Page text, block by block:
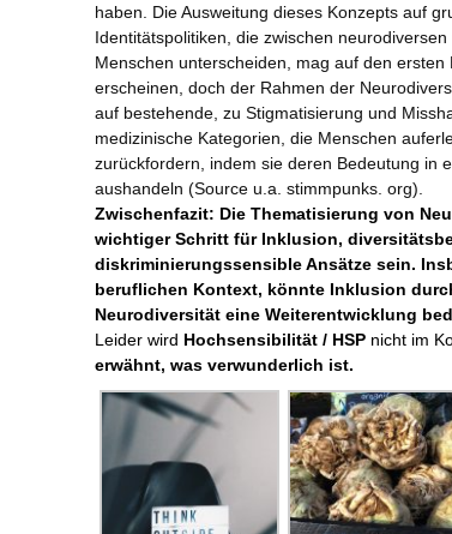
haben. Die Ausweitung dieses Konzepts auf
Identitätspolitiken, die zwischen
Menschen unterscheiden, mag auf den ersten
erscheinen, doch der Rahmen der
auf bestehende, zu Stigmatisierung und
medizinische Kategorien, die Menschen
zurückfordern, indem sie deren Bedeutung in
aushandeln (Source u.a. stimmpunks. org).
Zwischenfazit: Die Thematisierung von
wichtiger Schritt für Inklusion,
diskriminierungssensible Ansätze sein.
beruflichen Kontext, könnte Inklusion
Neurodiversität eine Weiterentwicklung
Leider wird Hochsensibilität / HSP nicht im
erwähnt, was verwunderlich ist.